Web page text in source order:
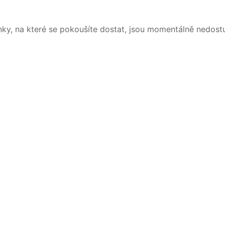
na které se pokoušíte dostat, jsou momentálně